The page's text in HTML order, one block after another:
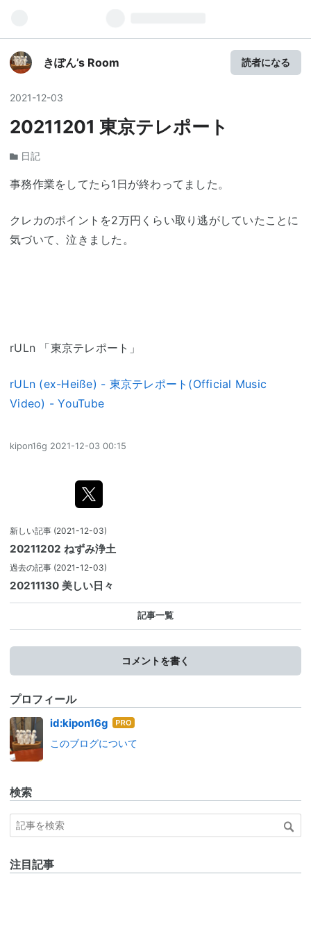
きぽん’s Room 読者になる
2021-12-03
20211201 東京テレポート
日記
事務作業をしてたら1日が終わってました。
クレカのポイントを2万円くらい取り逃がしていたことに
気づいて、泣きました。
rULn 「東京テレポート」
rULn (ex-Heiße) - 東京テレポート(Official Music
Video) - YouTube
kipon16g 2021-12-03 00:15
新しい記事 (2021-12-03)
20211202 ねずみ浄土
過去の記事 (2021-12-03)
20211130 美しい日々
記事一覧
コメントを書く
プロフィール
id:kipon16g はて
ログ
このブログについて
検索
注目記事